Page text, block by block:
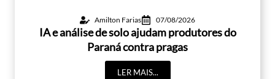
Amilton Farias 07/08/2026
IA e análise de solo ajudam produtores do
Paraná contra pragas
LER MAIS...